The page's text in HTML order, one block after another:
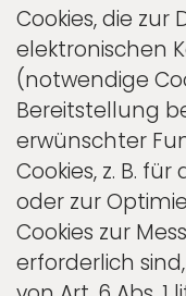
Cookies, die
elektronischen
(notwendige
Bereitstellung
erwünschter
Cookies, z. B.
oder zur
Cookies zur
erforderlich